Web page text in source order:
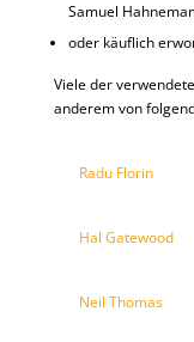
Samuel
oder käuflich
Viele der
anderem von
Radu Florin
Hal Gatewood
Neil Thomas